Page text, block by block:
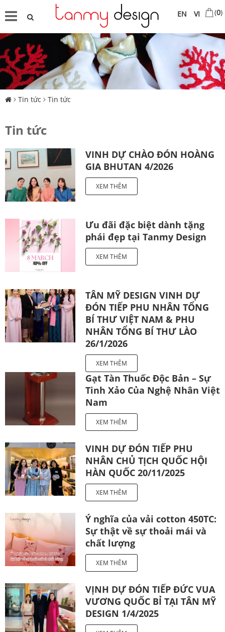
VI
EN (0)
Tin tức Tin tức
Tin tức
VINH DỰ CHÀO ĐÓN HOÀNG
GIA BHUTAN 4/2026
XEM THÊM
Ưu đãi đặc biệt dành tặng
phái đẹp tại Tanmy Design
XEM THÊM
TÂN MỸ DESIGN VINH DỰ
ĐÓN TIẾP PHU NHÂN TỔNG
BÍ THƯ VIỆT NAM & PHU
NHÂN TỔNG BÍ THƯ LÀO
26/1/2026
XEM THÊM
Gạt Tàn Thuốc Độc Bản – Sự
Tinh Xảo Của Nghệ Nhân Việt
Nam
XEM THÊM
VINH DỰ ĐÓN TIẾP PHU
NHÂN CHỦ TỊCH QUỐC HỘI
HÀN QUỐC 20/11/2025
XEM THÊM
Ý nghĩa của vải cotton 450TC:
Sự thật về sự thoải mái và
chất lượng
XEM THÊM
VỊNH DỰ ĐÓN TIẾP ĐỨC VUA
VƯƠNG QUỐC BỈ TẠI TÂN MỸ
DESIGN 1/4/2025